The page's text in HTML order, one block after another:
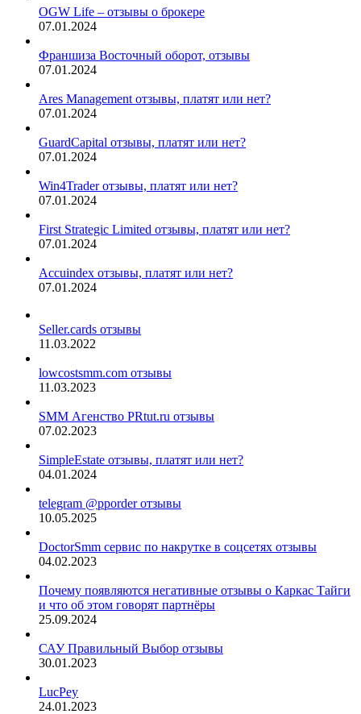
OGW Life – отзывы о брокере
07.01.2024
Франшиза Восточный оборот, отзывы
07.01.2024
Ares Management отзывы, платят или нет?
07.01.2024
GuardCapital отзывы, платят или нет?
07.01.2024
Win4Trader отзывы, платят или нет?
07.01.2024
First Strategic Limited отзывы, платят или нет?
07.01.2024
Accuindex отзывы, платят или нет?
07.01.2024
Seller.cards отзывы
11.03.2022
lowcostsmm.com отзывы
11.03.2023
SMM Агенство PRtut.ru отзывы
07.02.2023
SimpleEstate отзывы, платят или нет?
04.01.2024
telegram @pporder отзывы
10.05.2025
DoctorSmm сервис по накрутке в соцсетях отзывы
04.02.2023
Почему появляются негативные отзывы о Каркас Тайги
и что об этом говорят партнёры
25.09.2024
САУ Правильный Выбор отзывы
30.01.2023
LucPey
24.01.2023